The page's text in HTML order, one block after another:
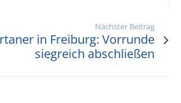
Nächster Beitrag
in Freiburg: Vorrunde
siegreich abschließen